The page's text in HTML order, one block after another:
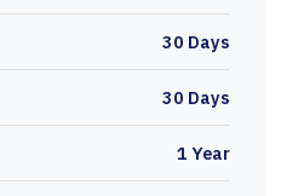
30 Days
30 Days
1 Year